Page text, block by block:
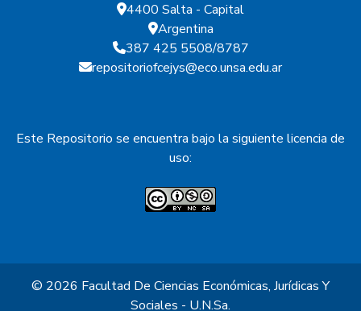
4400 Salta - Capital
Argentina
387 425 5508/8787
repositoriofcejys@eco.unsa.edu.ar
Este Repositorio se encuentra bajo la siguiente licencia de
uso:
© 2026 Facultad De Ciencias Económicas, Jurídicas Y
Sociales - U.N.Sa.